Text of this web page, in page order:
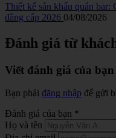
Thiết kế sân khấu quán bar:
đẳng cấp 2026 04/08/2026
Đánh giá từ
Viết đánh giá của bạn
Bạn phải đăng nhập để gửi
Đánh giá của bạn *
Họ và tên